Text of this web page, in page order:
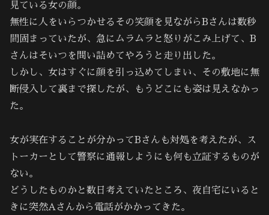
見ている女の顔。
無性に人をいらつかせるその笑顔を見ながらBさんは数秒
間固まっていたが、急にムラムラと怒りがこみ上げて、B
さんはそいつを問い詰めてやろうと走り出した。
しかし、女はすぐに顔を引っ込めてしまい、その敷地に無
断侵入して裏まで探したが、もうどこにも姿は見えなかっ
た。
女が実在することが分かってBさんも対処を考えたが、ス
トーカーとして警察に通報しようにも何も立証するものが
ない。
どうしたものかと数日考えていたところ、夜自宅にいると
きに突然Aさんから電話がかかってきた。